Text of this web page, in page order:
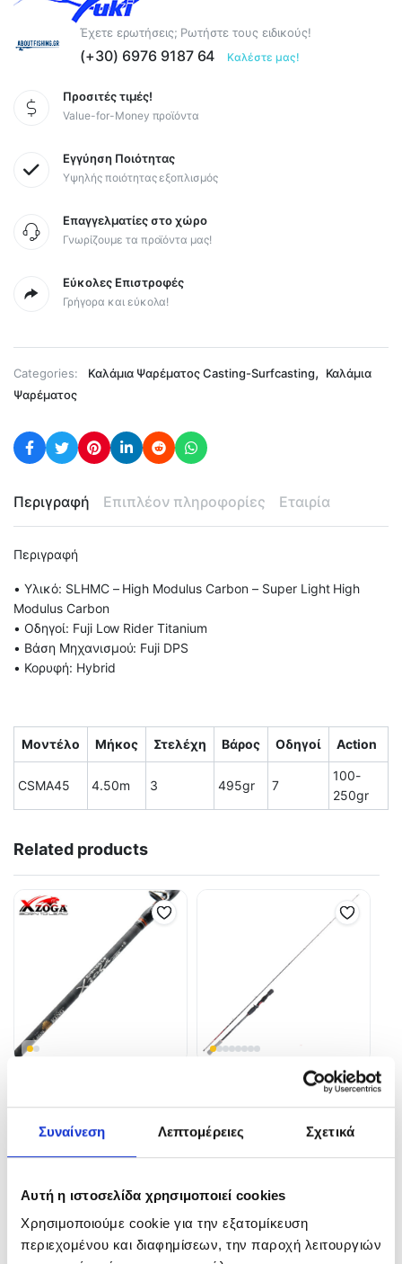
Συναίνεση Λεπτομέρειες Σχετικά
Αυτή η ιστοσελίδα χρησιμοποιεί cookies
Χρησιμοποιούμε cookie για την εξατομίκευση
περιεχομένου και διαφημίσεων, την παροχή λειτουργιών
Έχετε ερωτήσεις; Ρωτήστε τους ειδικούς!
(+30) 6976 9187 64 Καλέστε μας!
Προσιτές τιμές!
Value-for-Money προϊόντα
Εγγύηση Ποιότητας
Υψηλής ποιότητας εξοπλισμός
Επαγγελματίες στο χώρο
Γνωρίζουμε τα προϊόντα μας!
Εύκολες Επιστροφές
Γρήγορα και εύκολα!
Categories: Καλάμια Ψαρέματος Casting-Surfcasting,
Καλάμια
Ψαρέματος
Περιγραφή Επιπλέον πληροφορίες Εταιρία
Περιγραφή
• Υλικό: SLHMC – High Modulus Carbon – Super Light High
Modulus Carbon
• Οδηγοί: Fuji Low Rider Titanium
• Βάση Μηχανισμού: Fuji DPS
• Κορυφή: Hybrid
Μοντέλο Μήκος Στελέχη Βάρος Οδηγοί Action
CSMA45 4.50m 3 495gr 7
100-
250gr
Related products
Επιλογή
SIM ENGINEERING Tai-
Master
134,00
In Stock
Προσθήκη στο καλάθι